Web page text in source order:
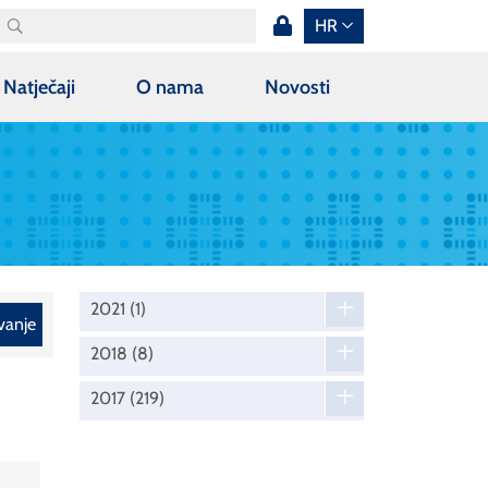
HR
Natječaji O nama Novosti
2021 (1)
2018 (8)
2017 (219)